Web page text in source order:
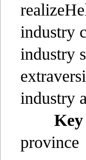
industry
industry
industry
Key
province